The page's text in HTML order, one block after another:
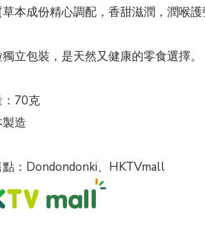
本成份精心調配，香甜滋潤，潤喉護
立包裝，是天然又健康的零食選擇。
70克
製造
點：Dondondonki、HKTVmall